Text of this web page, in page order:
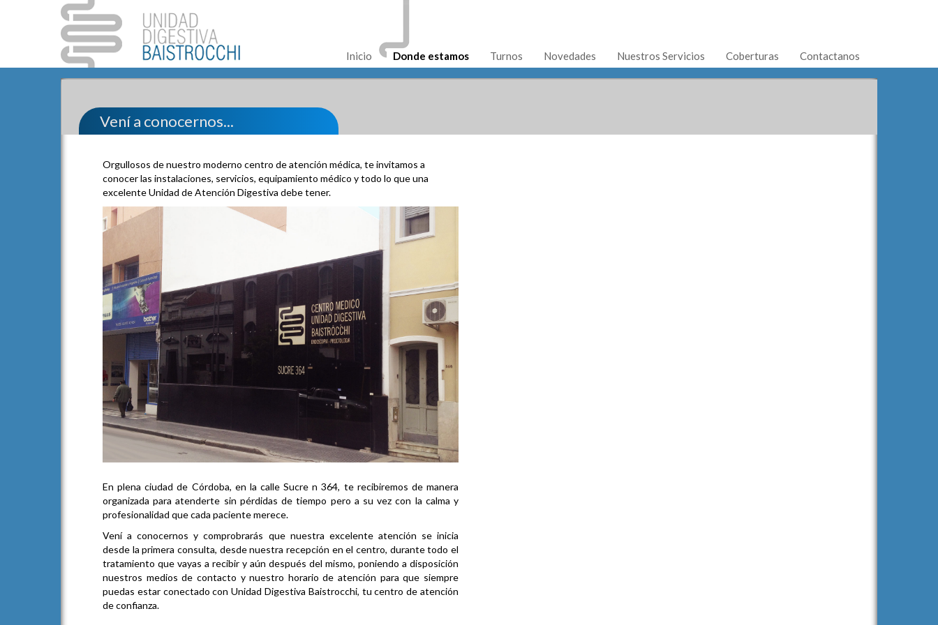
Inicio Donde estamos Turnos Novedades Nuestros Servicios Coberturas Contactanos
Vení a conocernos...
Orgullosos de nuestro moderno centro de atención médica, te invitamos a
conocer las instalaciones, servicios, equipamiento médico y todo lo que una
excelente Unidad de Atención Digestiva debe tener.
En plena ciudad de Córdoba, en la calle Sucre n 364, te recibiremos de manera
organizada para atenderte sin pérdidas de tiempo pero a su vez con la calma y
profesionalidad que cada paciente merece.
Vení a conocernos y comprobrarás que nuestra excelente atención se inicia
desde la primera consulta, desde nuestra recepción en el centro, durante todo el
tratamiento que vayas a recibir y aún después del mismo, poniendo a disposición
nuestros medios de contacto y nuestro horario de atención para que siempre
puedas estar conectado con Unidad Digestiva Baistrocchi, tu centro de atención
de confianza.